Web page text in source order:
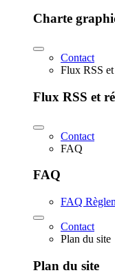
Charte
Contact
Flux RSS
Flux RSS et
Contact
FAQ
FAQ
FAQ
Contact
Plan du site
Plan du site